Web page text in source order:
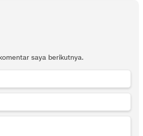
saya berikutnya.